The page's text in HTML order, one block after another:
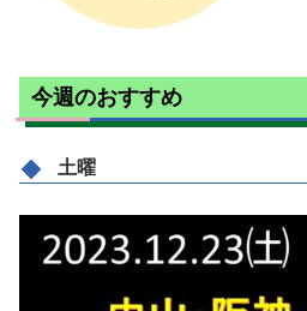
今週のおすすめ
土曜